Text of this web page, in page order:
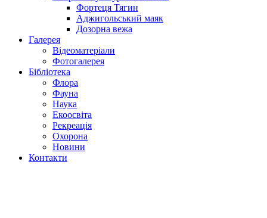
Фортеця Тягин
Аджигольський маяк
Дозорна вежа
Галерея
Відеоматеріали
Фотогалерея
Бібліотека
Флора
Фауна
Наука
Екоосвіта
Рекреація
Охорона
Новини
Контакти